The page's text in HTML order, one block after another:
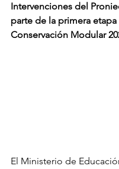
Intervenciones del
parte de la primera
Conservación Modular
El Ministerio de